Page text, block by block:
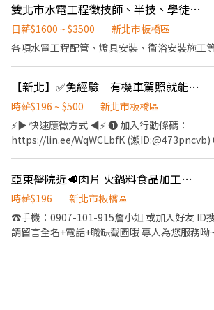
日薪【$1760】➜工作23天【$40,480】 ⭐【
最高可領【$65K】 •─────•°•職缺
231、793、藍31直達公司門口 ➜公車57、307
路3分鐘 ➜中原捷運站走路約8分鐘 【工作內
驗、包裝、貼貼紙 【工作條件】久站、手汗
鐘 【用餐】員工餐廳(50/餐劵)；加班免費點心
發薪⭕️日借支1千⭕️可周借支 •─────•°•
•°•─────• ➊享勞保、健保、團保、勞
月享三節禮金或禮品 ➌到職3個月通過考核可
07:00 (正常工時 8小時) 🚘休假制度🚘 月排休
六日可配合在來‼️ 🚘薪資待遇🚘 時薪196起 (出
110小時，一個小時會再多5元津貼) 🚘工作地點
---------- ▫️▪️加好友 @170ciism快速報名
▫️▪️ ▫️▪️或來電0968-835-097➜ ☺️高‘S立即
約現場皆不面試】▫️▪️ ▫️▪️❌求職免收費❌絕無
⭕️安心上工▫️▪️
--------
雙北市水電工程徵技師、半技、學徒想學一技之長的人(不徵PT)
日薪$1600 ~ $3500
新北市板橋區
各項水電工程配管、燈具安裝、衛浴安裝施工
【新北】✅免經驗｜有機車駕照就能做🛵穩定排班💰收入自己決定
時薪$196 ~ $500
新北市板橋區
⚡▶ 快速應徵方式 ◀⚡ ❶ 加入行動條碼：
https://lin.ee/WqWCLbfK (瀨ID:@473pncvb) ❷ 並留言: 你的姓名
計酬 多勞多得 實際依個人狀況為準 🥉隨便送的 4～6萬 🥈乖乖送的
6～8 萬 🥇努力送的 8～18萬 𖥔𖥔𖥔工作內容𖥔𖥔𖥔 ✅依系統指派進行
配送 ✅路線清楚、操作簡單，新手可上手 ✅熟
入更穩定 𖥔𖥔𖥔工作時段 / 排班方式𖥔𖥔𖥔 ⚡配送時間 08:00-17:00 ⚡
亞東醫院近🥩肉片 火鍋料食品加工💦周休六日💞高薪35K起💲可周領💲隔日領 N
時薪$196
新北市板橋區
☎手機：0907-101-915詹小姐 或加入好友 ID搜尋 [0907101915]
請留言全名+電話+職缺截圖哦 專人為您服務呦~ ✮工作地點 : 板橋區